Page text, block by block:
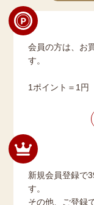
会員の方は、お
す。
1ポイント＝1円
新規会員登録で
す。
その他、ご登録